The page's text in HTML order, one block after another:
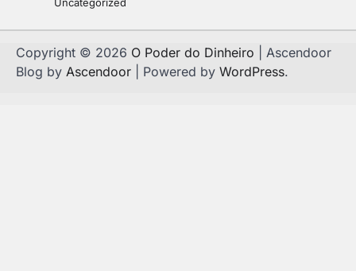
Copyright © 2026 O Poder do Dinheiro | Ascendoor
Blog by Ascendoor | Powered by WordPress.